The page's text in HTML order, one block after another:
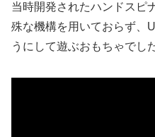
当時開発されたハンドスピ
殊な機構を用いておらず、
うにして遊ぶおもちゃでし